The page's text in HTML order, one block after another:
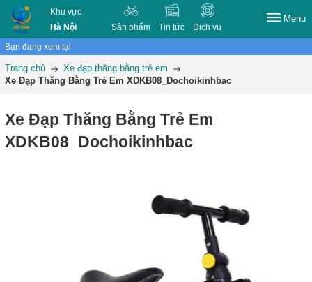
Khu vực
Hà Nội
Sản phẩm Tin tức Dịch vụ
Menu
Bạn đang xem tại
Trang chủ
Xe đạp thăng bằng trẻ em
Xe Đạp Thăng Bằng Trẻ Em XDKB08_Dochoikinhbac
Xe Đạp Thăng Bằng Trẻ Em
XDKB08_Dochoikinhbac